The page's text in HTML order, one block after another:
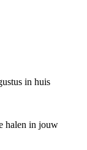
in huis
halen in jouw